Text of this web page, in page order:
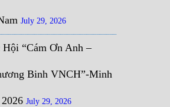
July 29, 2026
“Cám Ơn Anh –
Binh VNCH”-Minh
July 29, 2026